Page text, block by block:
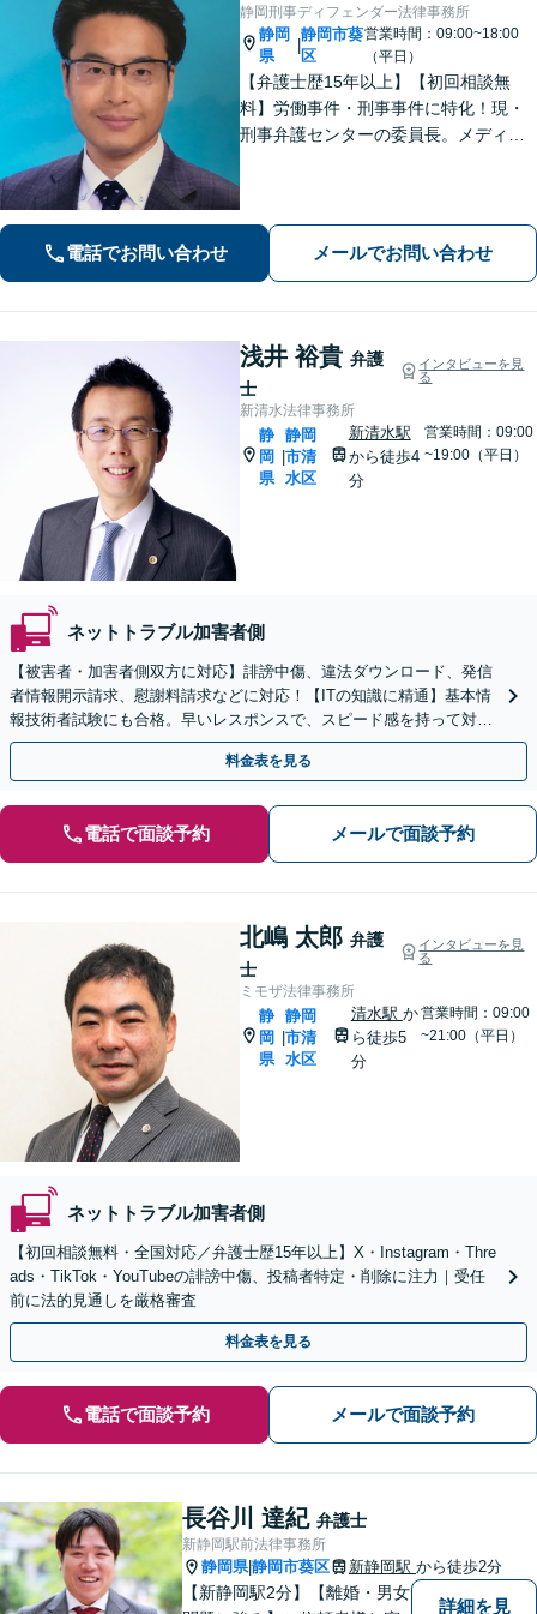
静岡刑事ディフェンダー法律事務所
静岡
県
静岡市葵
区
営業時間：09:00~18:00
（平日）
【弁護士歴15年以上】【初回相談無
料】労働事件・刑事事件に特化！現・
刑事弁護センターの委員長。メディア
す。地域密着型の法律事務所
電話でお問い合わせ メールでお問い合わせ
浅井 裕貴 弁護
士
インタビューを見
る
新清水法律事務所
静
岡
県
静岡
市清
水区
新清水駅
から徒歩4
分
営業時間：09:00
~19:00（平日）
ネットトラブル加害者側
【被害者・加害者側双方に対応】誹謗中傷、違法ダウンロード、発信
者情報開示請求、慰謝料請求などに対応！【ITの知識に精通】基本情
報技術者試験にも合格。早いレスポンスで、スピード感を持って対応
します。【Torrent（トレント）に関する相談◎】
料金表を見る
電話で面談予約 メールで面談予約
北嶋 太郎 弁護
士
インタビューを見
る
ミモザ法律事務所
静
岡
県
|
静岡
市清
水区
清水駅 か
ら徒歩5
分
営業時間：09:00
~21:00（平日）
ネットトラブル加害者側
【初回相談無料・全国対応／弁護士歴15年以上】X・Instagram・Thre
ads・TikTok・YouTubeの誹謗中傷、投稿者特定・削除に注力｜受任
前に法的見通しを厳格審査
料金表を見る
電話で面談予約 メールで面談予約
長谷川 達紀 弁護士
新静岡駅前法律事務所
静岡県|静岡市葵区 新静岡駅 から徒歩2分
【新静岡駅2分】【離婚・男女
詳細を見